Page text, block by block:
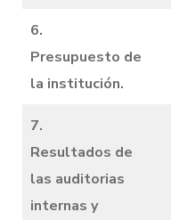
6.
Presupuesto de
la institución.
7.
Resultados de
las auditorias
internas y